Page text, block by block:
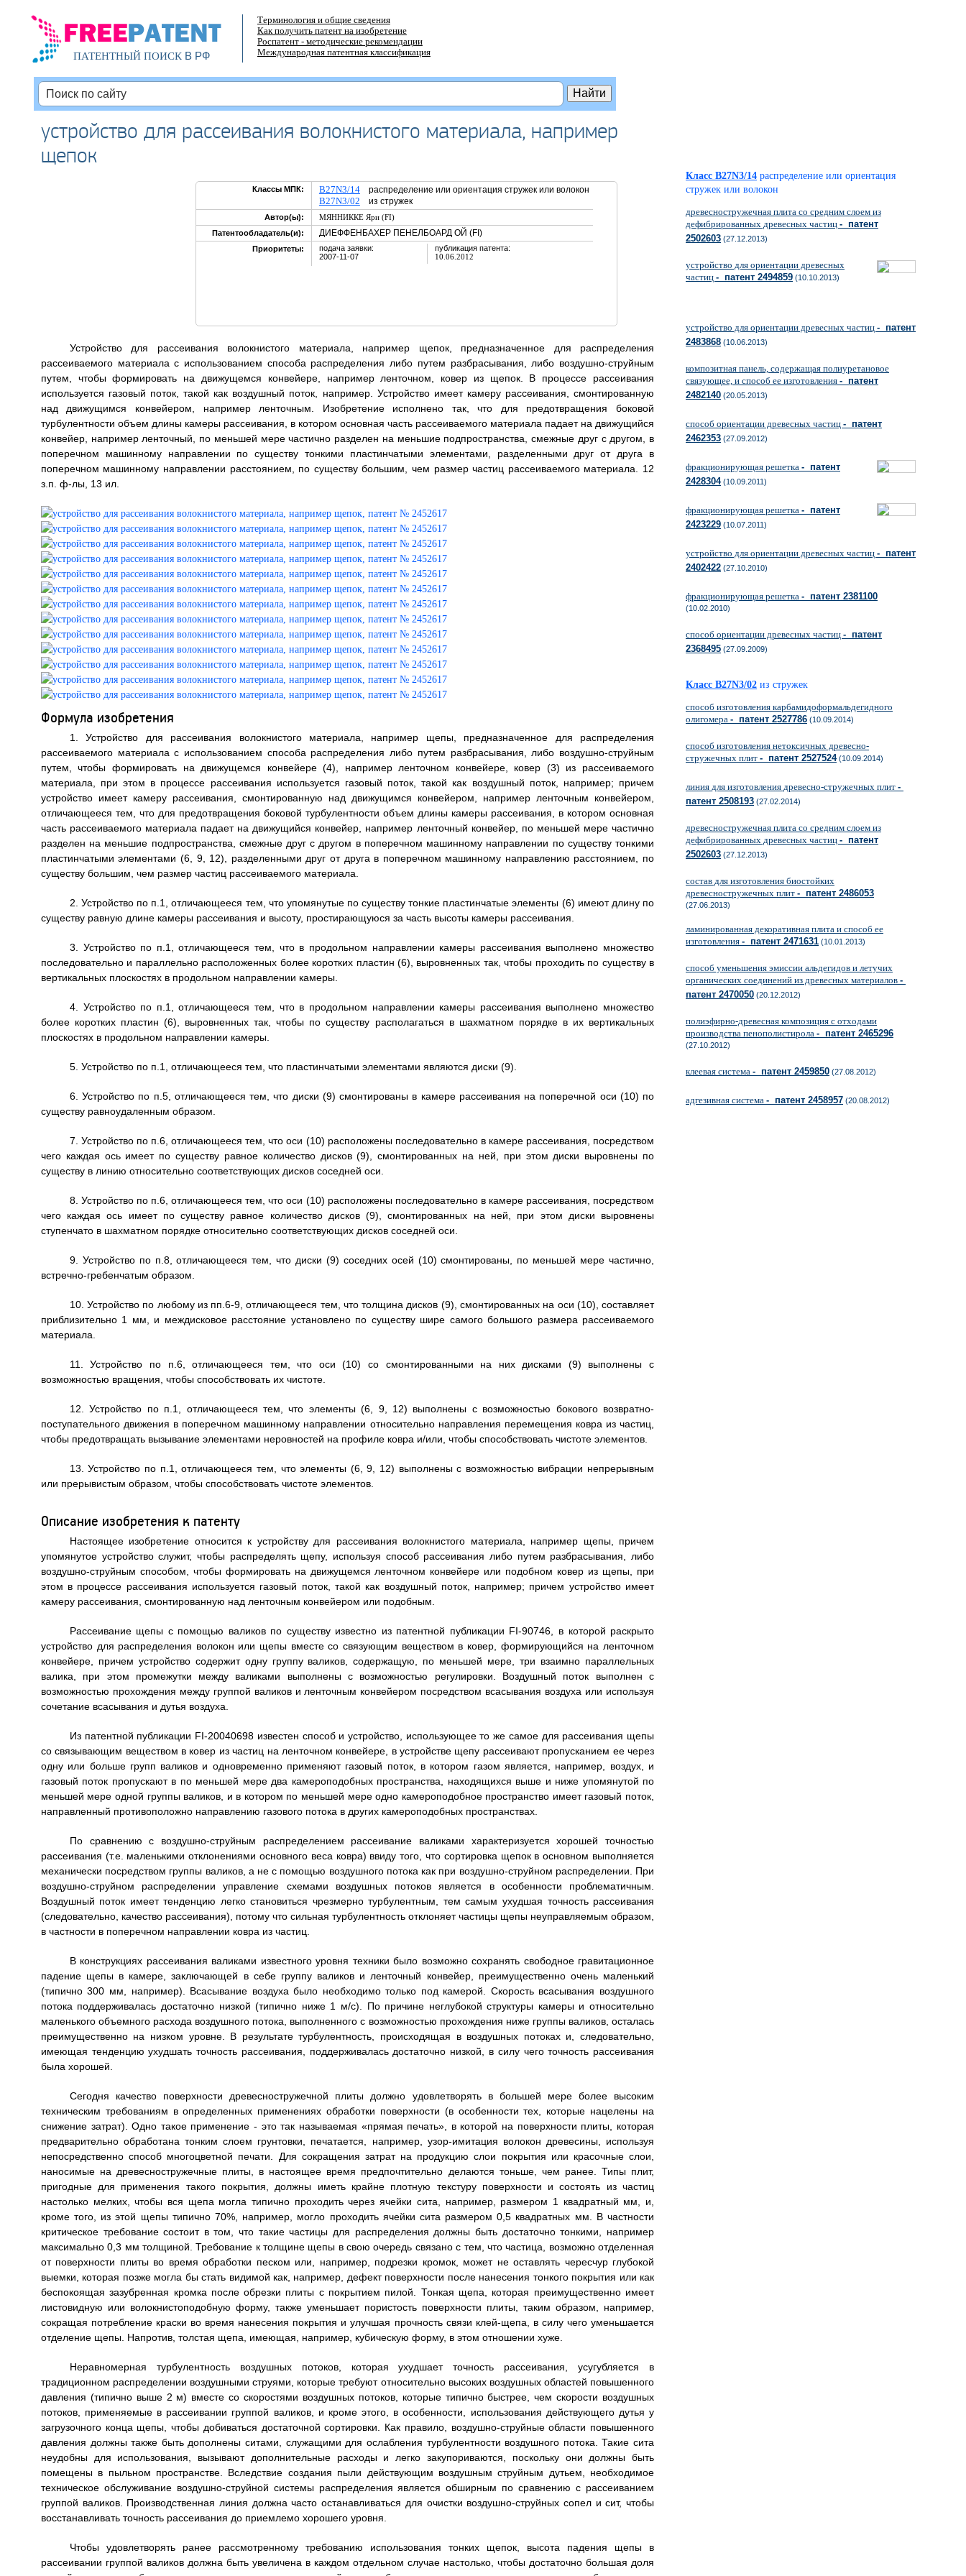
ПАТЕНТНЫЙ ПОИСКВ РФ
Терминология и общие сведения
Как получить патент на изобретение
Роспатент - методические рекомендации
Международная патентная классификация
устройство для рассеивания волокнистого материала, например
щепок
Классы МПК: B27N3/14распределение или ориентация стружек или волокон
B27N3/02 из стружек
Автор(ы):
МЯННИККЕ Яри (FI)
Патентообладатель(и):
ДИЕФФЕНБАХЕР ПЕНЕЛБОАРД ОЙ (FI)
Приоритеты:
подача заявки:
2007-11-07
публикация патента:
10.06.2012
Устройство для рассеивания волокнистого материала, например щепок, предназначенное для распределения
рассеиваемого материала с использованием способа распределения либо путем разбрасывания, либо воздушно-струйным
путем, чтобы формировать на движущемся конвейере, например ленточном, ковер из щепок. В процессе рассеивания
используется газовый поток, такой как воздушный поток, например. Устройство имеет камеру рассеивания, смонтированную
над движущимся конвейером, например ленточным. Изобретение исполнено так, что для предотвращения боковой
турбулентности объем длины камеры рассеивания, в котором основная часть рассеиваемого материала падает на движущийся
конвейер, например ленточный, по меньшей мере частично разделен на меньшие подпространства, смежные друг с другом, в
поперечном машинному направлении по существу тонкими пластинчатыми элементами, разделенными друг от друга в
поперечном машинному направлении расстоянием, по существу большим, чем размер частиц рассеиваемого материала. 12
з.п. ф-лы, 13 ил.
Формула изобретения
1. Устройство для рассеивания волокнистого материала, например щепы, предназначенное для распределения
рассеиваемого материала с использованием способа распределения либо путем разбрасывания, либо воздушно-струйным
путем, чтобы формировать на движущемся конвейере (4), например ленточном конвейере, ковер (3) из рассеиваемого
материала, при этом в процессе рассеивания используется газовый поток, такой как воздушный поток, например; причем
устройство имеет камеру рассеивания, смонтированную над движущимся конвейером, например ленточным конвейером,
отличающееся тем, что для предотвращения боковой турбулентности объем длины камеры рассеивания, в котором основная
часть рассеиваемого материала падает на движущийся конвейер, например ленточный конвейер, по меньшей мере частично
разделен на меньшие подпространства, смежные друг с другом в поперечном машинному направлении по существу тонкими
пластинчатыми элементами (6, 9, 12), разделенными друг от друга в поперечном машинному направлению расстоянием, по
существу большим, чем размер частиц рассеиваемого материала.
2. Устройство по п.1, отличающееся тем, что упомянутые по существу тонкие пластинчатые элементы (6) имеют длину по
существу равную длине камеры рассеивания и высоту, простирающуюся за часть высоты камеры рассеивания.
3. Устройство по п.1, отличающееся тем, что в продольном направлении камеры рассеивания выполнено множество
последовательно и параллельно расположенных более коротких пластин (6), выровненных так, чтобы проходить по существу в
вертикальных плоскостях в продольном направлении камеры.
4. Устройство по п.1, отличающееся тем, что в продольном направлении камеры рассеивания выполнено множество
более коротких пластин (6), выровненных так, чтобы по существу располагаться в шахматном порядке в их вертикальных
плоскостях в продольном направлении камеры.
5. Устройство по п.1, отличающееся тем, что пластинчатыми элементами являются диски (9).
6. Устройство по п.5, отличающееся тем, что диски (9) смонтированы в камере рассеивания на поперечной оси (10) по
существу равноудаленным образом.
7. Устройство по п.6, отличающееся тем, что оси (10) расположены последовательно в камере рассеивания, посредством
чего каждая ось имеет по существу равное количество дисков (9), смонтированных на ней, при этом диски выровнены по
существу в линию относительно соответствующих дисков соседней оси.
8. Устройство по п.6, отличающееся тем, что оси (10) расположены последовательно в камере рассеивания, посредством
чего каждая ось имеет по существу равное количество дисков (9), смонтированных на ней, при этом диски выровнены
ступенчато в шахматном порядке относительно соответствующих дисков соседней оси.
9. Устройство по п.8, отличающееся тем, что диски (9) соседних осей (10) смонтированы, по меньшей мере частично,
встречно-гребенчатым образом.
10. Устройство по любому из пп.6-9, отличающееся тем, что толщина дисков (9), смонтированных на оси (10), составляет
приблизительно 1 мм, и междисковое расстояние установлено по существу шире самого большого размера рассеиваемого
материала.
11. Устройство по п.6, отличающееся тем, что оси (10) со смонтированными на них дисками (9) выполнены с
возможностью вращения, чтобы способствовать их чистоте.
12. Устройство по п.1, отличающееся тем, что элементы (6, 9, 12) выполнены с возможностью бокового возвратно-
поступательного движения в поперечном машинному направлении относительно направления перемещения ковра из частиц,
чтобы предотвращать вызывание элементами неровностей на профиле ковра и/или, чтобы способствовать чистоте элементов.
13. Устройство по п.1, отличающееся тем, что элементы (6, 9, 12) выполнены с возможностью вибрации непрерывным
или прерывистым образом, чтобы способствовать чистоте элементов.
Описание изобретения к патенту
Настоящее изобретение относится к устройству для рассеивания волокнистого материала, например щепы, причем
упомянутое устройство служит, чтобы распределять щепу, используя способ рассеивания либо путем разбрасывания, либо
воздушно-струйным способом, чтобы формировать на движущемся ленточном конвейере или подобном ковер из щепы, при
этом в процессе рассеивания используется газовый поток, такой как воздушный поток, например; причем устройство имеет
камеру рассеивания, смонтированную над ленточным конвейером или подобным.
Рассеивание щепы с помощью валиков по существу известно из патентной публикации FI-90746, в которой раскрыто
устройство для распределения волокон или щепы вместе со связующим веществом в ковер, формирующийся на ленточном
конвейере, причем устройство содержит одну группу валиков, содержащую, по меньшей мере, три взаимно параллельных
валика, при этом промежутки между валиками выполнены с возможностью регулировки. Воздушный поток выполнен с
возможностью прохождения между группой валиков и ленточным конвейером посредством всасывания воздуха или используя
сочетание всасывания и дутья воздуха.
Из патентной публикации FI-20040698 известен способ и устройство, использующее то же самое для рассеивания щепы
со связывающим веществом в ковер из частиц на ленточном конвейере, в устройстве щепу рассеивают пропусканием ее через
одну или больше групп валиков и одновременно применяют газовый поток, в котором газом является, например, воздух, и
газовый поток пропускают в по меньшей мере два камероподобных пространства, находящихся выше и ниже упомянутой по
меньшей мере одной группы валиков, и в котором по меньшей мере одно камероподобное пространство имеет газовый поток,
направленный противоположно направлению газового потока в других камероподобных пространствах.
По сравнению с воздушно-струйным распределением рассеивание валиками характеризуется хорошей точностью
рассеивания (т.е. маленькими отклонениями основного веса ковра) ввиду того, что сортировка щепок в основном выполняется
механически посредством группы валиков, а не с помощью воздушного потока как при воздушно-струйном распределении. При
воздушно-струйном распределении управление схемами воздушных потоков является в особенности проблематичным.
Воздушный поток имеет тенденцию легко становиться чрезмерно турбулентным, тем самым ухудшая точность рассеивания
(следовательно, качество рассеивания), потому что сильная турбулентность отклоняет частицы щепы неуправляемым образом,
в частности в поперечном направлении ковра из частиц.
В конструкциях рассеивания валиками известного уровня техники было возможно сохранять свободное гравитационное
падение щепы в камере, заключающей в себе группу валиков и ленточный конвейер, преимущественно очень маленький
(типично 300 мм, например). Всасывание воздуха было необходимо только под камерой. Скорость всасывания воздушного
потока поддерживалась достаточно низкой (типично ниже 1 м/с). По причине неглубокой структуры камеры и относительно
маленького объемного расхода воздушного потока, выполненного с возможностью прохождения ниже группы валиков, осталась
преимущественно на низком уровне. В результате турбулентность, происходящая в воздушных потоках и, следовательно,
имеющая тенденцию ухудшать точность рассеивания, поддерживалась достаточно низкой, в силу чего точность рассеивания
была хорошей.
Сегодня качество поверхности древесностружечной плиты должно удовлетворять в большей мере более высоким
техническим требованиям в определенных применениях обработки поверхности (в особенности тех, которые нацелены на
снижение затрат). Одно такое применение - это так называемая «прямая печать», в которой на поверхности плиты, которая
предварительно обработана тонким слоем грунтовки, печатается, например, узор-имитация волокон древесины, используя
непосредственно способ многоцветной печати. Для сокращения затрат на продукцию слои покрытия или красочные слои,
наносимые на древесностружечные плиты, в настоящее время предпочтительно делаются тоньше, чем ранее. Типы плит,
пригодные для применения такого покрытия, должны иметь крайне плотную текстуру поверхности и состоять из частиц
настолько мелких, чтобы вся щепа могла типично проходить через ячейки сита, например, размером 1 квадратный мм, и,
кроме того, из этой щепы типично 70%, например, могло проходить ячейки сита размером 0,5 квадратных мм. В частности
критическое требование состоит в том, что такие частицы для распределения должны быть достаточно тонкими, например
максимально 0,3 мм толщиной. Требование к толщине щепы в свою очередь связано с тем, что частица, возможно отделенная
от поверхности плиты во время обработки песком или, например, подрезки кромок, может не оставлять чересчур глубокой
выемки, которая позже могла бы стать видимой как, например, дефект поверхности после нанесения тонкого покрытия или как
беспокоящая зазубренная кромка после обрезки плиты с покрытием пилой. Тонкая щепа, которая преимущественно имеет
листовидную или волокнистоподобную форму, также уменьшает пористость поверхности плиты, таким образом, например,
сокращая потребление краски во время нанесения покрытия и улучшая прочность связи клей-щепа, в силу чего уменьшается
отделение щепы. Напротив, толстая щепа, имеющая, например, кубическую форму, в этом отношении хуже.
Неравномерная турбулентность воздушных потоков, которая ухудшает точность рассеивания, усугубляется в
традиционном распределении воздушными струями, которые требуют относительно высоких воздушных областей повышенного
давления (типично выше 2 м) вместе со скоростями воздушных потоков, которые типично быстрее, чем скорости воздушных
потоков, применяемые в рассеивании группой валиков, и кроме этого, в особенности, использования действующего дутья у
загрузочного конца щепы, чтобы добиваться достаточной сортировки. Как правило, воздушно-струйные области повышенного
давления должны также быть дополнены ситами, служащими для ослабления турбулентности воздушного потока. Такие сита
неудобны для использования, вызывают дополнительные расходы и легко закупориваются, поскольку они должны быть
помещены в пыльном пространстве. Вследствие создания пыли действующим воздушным струйным дутьем, необходимое
техническое обслуживание воздушно-струйной системы распределения является обширным по сравнению с рассеиванием
группой валиков. Производственная линия должна часто останавливаться для очистки воздушно-струйных сопел и сит, чтобы
восстанавливать точность рассеивания до приемлемо хорошего уровня.
Чтобы удовлетворять ранее рассмотренному требованию использования тонких щепок, высота падения щепы в
рассеивании группой валиков должна быть увеличена в каждом отдельном случае настолько, чтобы достаточно большая доля
Класс B27N3/14 распределение или ориентация
стружек или волокон
древесностружечная плита со средним слоем из
дефибрированных древесных частиц - патент
2502603 (27.12.2013)
устройство для ориентации древесных
частиц - патент 2494859 (10.10.2013)
устройство для ориентации древесных частиц - патент
2483868 (10.06.2013)
композитная панель, содержащая полиуретановое
связующее, и способ ее изготовления - патент
2482140 (20.05.2013)
способ ориентации древесных частиц - патент
2462353 (27.09.2012)
фракционирующая решетка - патент
2428304(10.09.2011)
фракционирующая решетка - патент
2423229 (10.07.2011)
устройство для ориентации древесных частиц - патент
2402422 (27.10.2010)
фракционирующая решетка - патент 2381100
(10.02.2010)
способ ориентации древесных частиц - патент
2368495 (27.09.2009)
Класс B27N3/02 из стружек
способ изготовления карбамидоформальдегидного
олигомера - патент 2527786 (10.09.2014)
способ изготовления нетоксичных древесно-
стружечных плит - патент 2527524(10.09.2014)
линия для изготовления древесно-стружечных плит -
патент 2508193 (27.02.2014)
древесностружечная плита со средним слоем из
дефибрированных древесных частиц - патент
2502603 (27.12.2013)
состав для изготовления биостойких
древесностружечных плит - патент 2486053
(27.06.2013)
ламинированная декоративная плита и способ ее
изготовления - патент 2471631 (10.01.2013)
способ уменьшения эмиссии альдегидов и летучих
органических соединений из древесных материалов -
патент 2470050 (20.12.2012)
полиэфирно-древесная композиция с отходами
производства пенополистирола - патент 2465296
(27.10.2012)
клеевая система - патент 2459850 (27.08.2012)
адгезивная система - патент 2458957 (20.08.2012)